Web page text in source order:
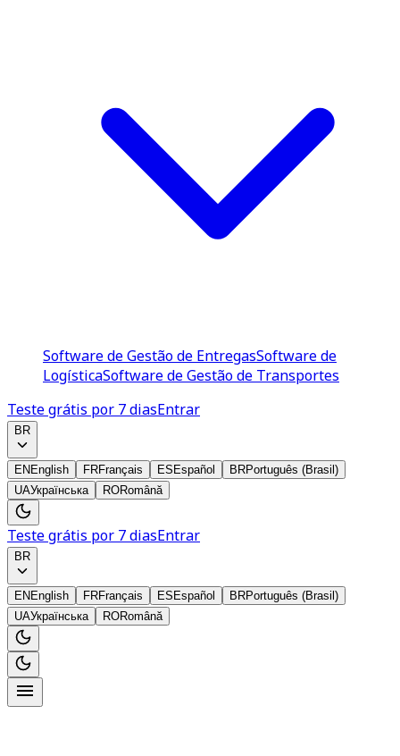
Software de Gestão de EntregasSoftware de
LogísticaSoftware de Gestão de Transportes
Teste grátis por 7 diasEntrar
BR
EN English FRFrançais ES Español BRPortuguês (Brasil)
UAУкраїнська RORomână
Teste grátis por 7 diasEntrar
BR
EN English FRFrançais ES Español BRPortuguês (Brasil)
UAУкраїнська RORomână